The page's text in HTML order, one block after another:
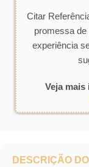
Citar
promessa de
experiência
Veja
DESCRIÇÃO